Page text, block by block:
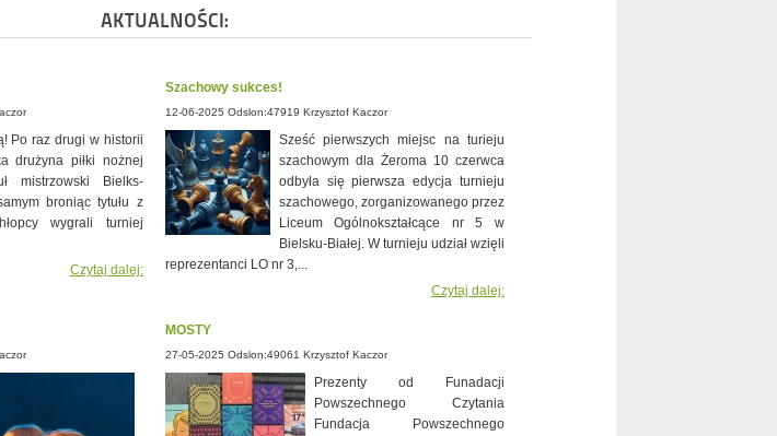
AKTUALNOŚCI:
Po raz drugi w historii
drużyna piłki nożnej
mistrzowski Bielks-
broniąc tytułu z
wygrali turniej
Czytaj dalej:
Szachowy sukces!
12-06-2025 Odslon:47919 Krzysztof Kaczor
Sześć pierwszych miejsc na turieju
szachowym dla Żeroma 10 czerwca
odbyła się pierwsza edycja turnieju
szachowego, zorganizowanego przez
Liceum Ogólnokształcące nr 5 w
Bielsku-Białej. W turnieju udział wzięli
reprezentanci LO nr 3,...
Czytaj dalej:
MOSTY
27-05-2025 Odslon:49061 Krzysztof Kaczor
Prezenty od Funadacji
Powszechnego Czytania
Fundacja Powszechnego